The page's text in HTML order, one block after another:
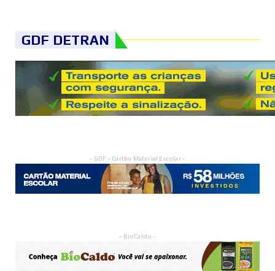
GDF DETRAN
- GDF - Cartão Material Escolar -
- BioCaldo -